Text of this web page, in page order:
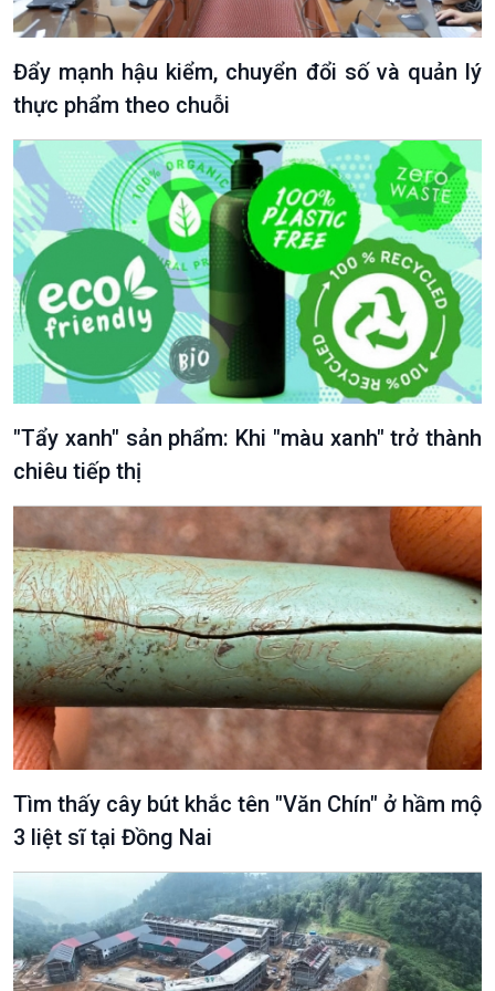
Văn hoá & Du lịch
Tin Văn hoá & Du lịch
Chát với người nổi tiếng
Câu chuyện Thể thao
Multimedia
Ảnh
Video
Infographic
E-Magazine
Đẩy mạnh hậu kiểm, chuyển đổi số và quản lý
thực phẩm theo chuỗi
"Tẩy xanh" sản phẩm: Khi "màu xanh" trở thành
chiêu tiếp thị
Tìm thấy cây bút khắc tên "Văn Chín" ở hầm mộ
3 liệt sĩ tại Đồng Nai